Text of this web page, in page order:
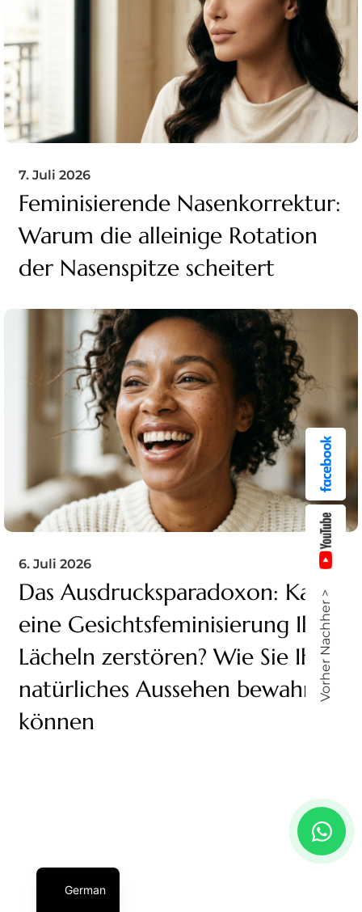
7. Juli 2026
Feminisierende Nasenkorrektur:
Warum die alleinige Rotation
der Nasenspitze scheitert
6. Juli 2026
Das Ausdrucksparadoxon: Kann
eine Gesichtsfeminisierung Ihr
Lächeln zerstören? Wie Sie Ihr
natürliches Aussehen bewahren
können
Vorher Nachher >
German